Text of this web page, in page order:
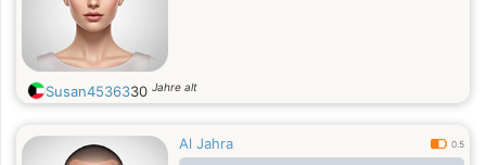
Susan4536330 Jahre alt
Al Jahra 0.5